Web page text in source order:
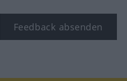
Feedback absenden